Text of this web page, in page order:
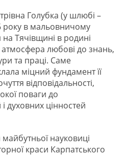
Голубка (у шлюбі –
року в мальовничому
на Тячівщині в родині
атмосфера любові до знань,
та праці. Саме
міцний фундамент її
відповідальності,
поваги до
духовних цінностей
науковиці
краси Карпатського